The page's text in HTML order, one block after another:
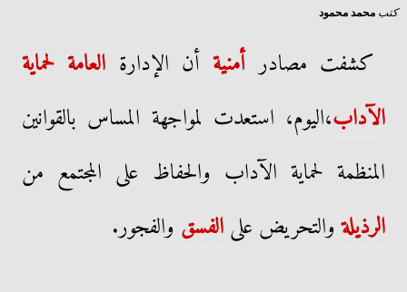
كتب محمد محمود
كشفت مصادرأمنيةأن الإدارة العامة لحماية
الآداب،اليوم، استعدت لمواجهة المساس بالقوانين
المنظمة لحماية الآداب والحفاظ على المجتمع من
الرذيلةوالتحريض علىالفسق والفجور.